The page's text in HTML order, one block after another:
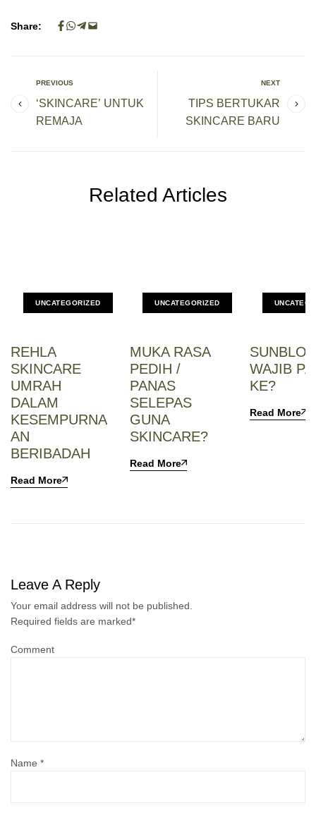
Share:
PREVIOUS
‘SKINCARE’ UNTUK
REMAJA
NEXT
TIPS BERTUKAR
SKINCARE BARU
Related Articles
UNCATEGORIZED
REHLA
SKINCARE
UMRAH
DALAM
KESEMPURNA
AN
BERIBADAH
Read More
UNCATEGORIZED
MUKA RASA
PEDIH /
PANAS
SELEPAS
GUNA
SKINCARE?
Read More
WAJIB
KE?
Read More
Leave A Reply
Your email address will not be published.
Required fields are marked*
Comment
Name *